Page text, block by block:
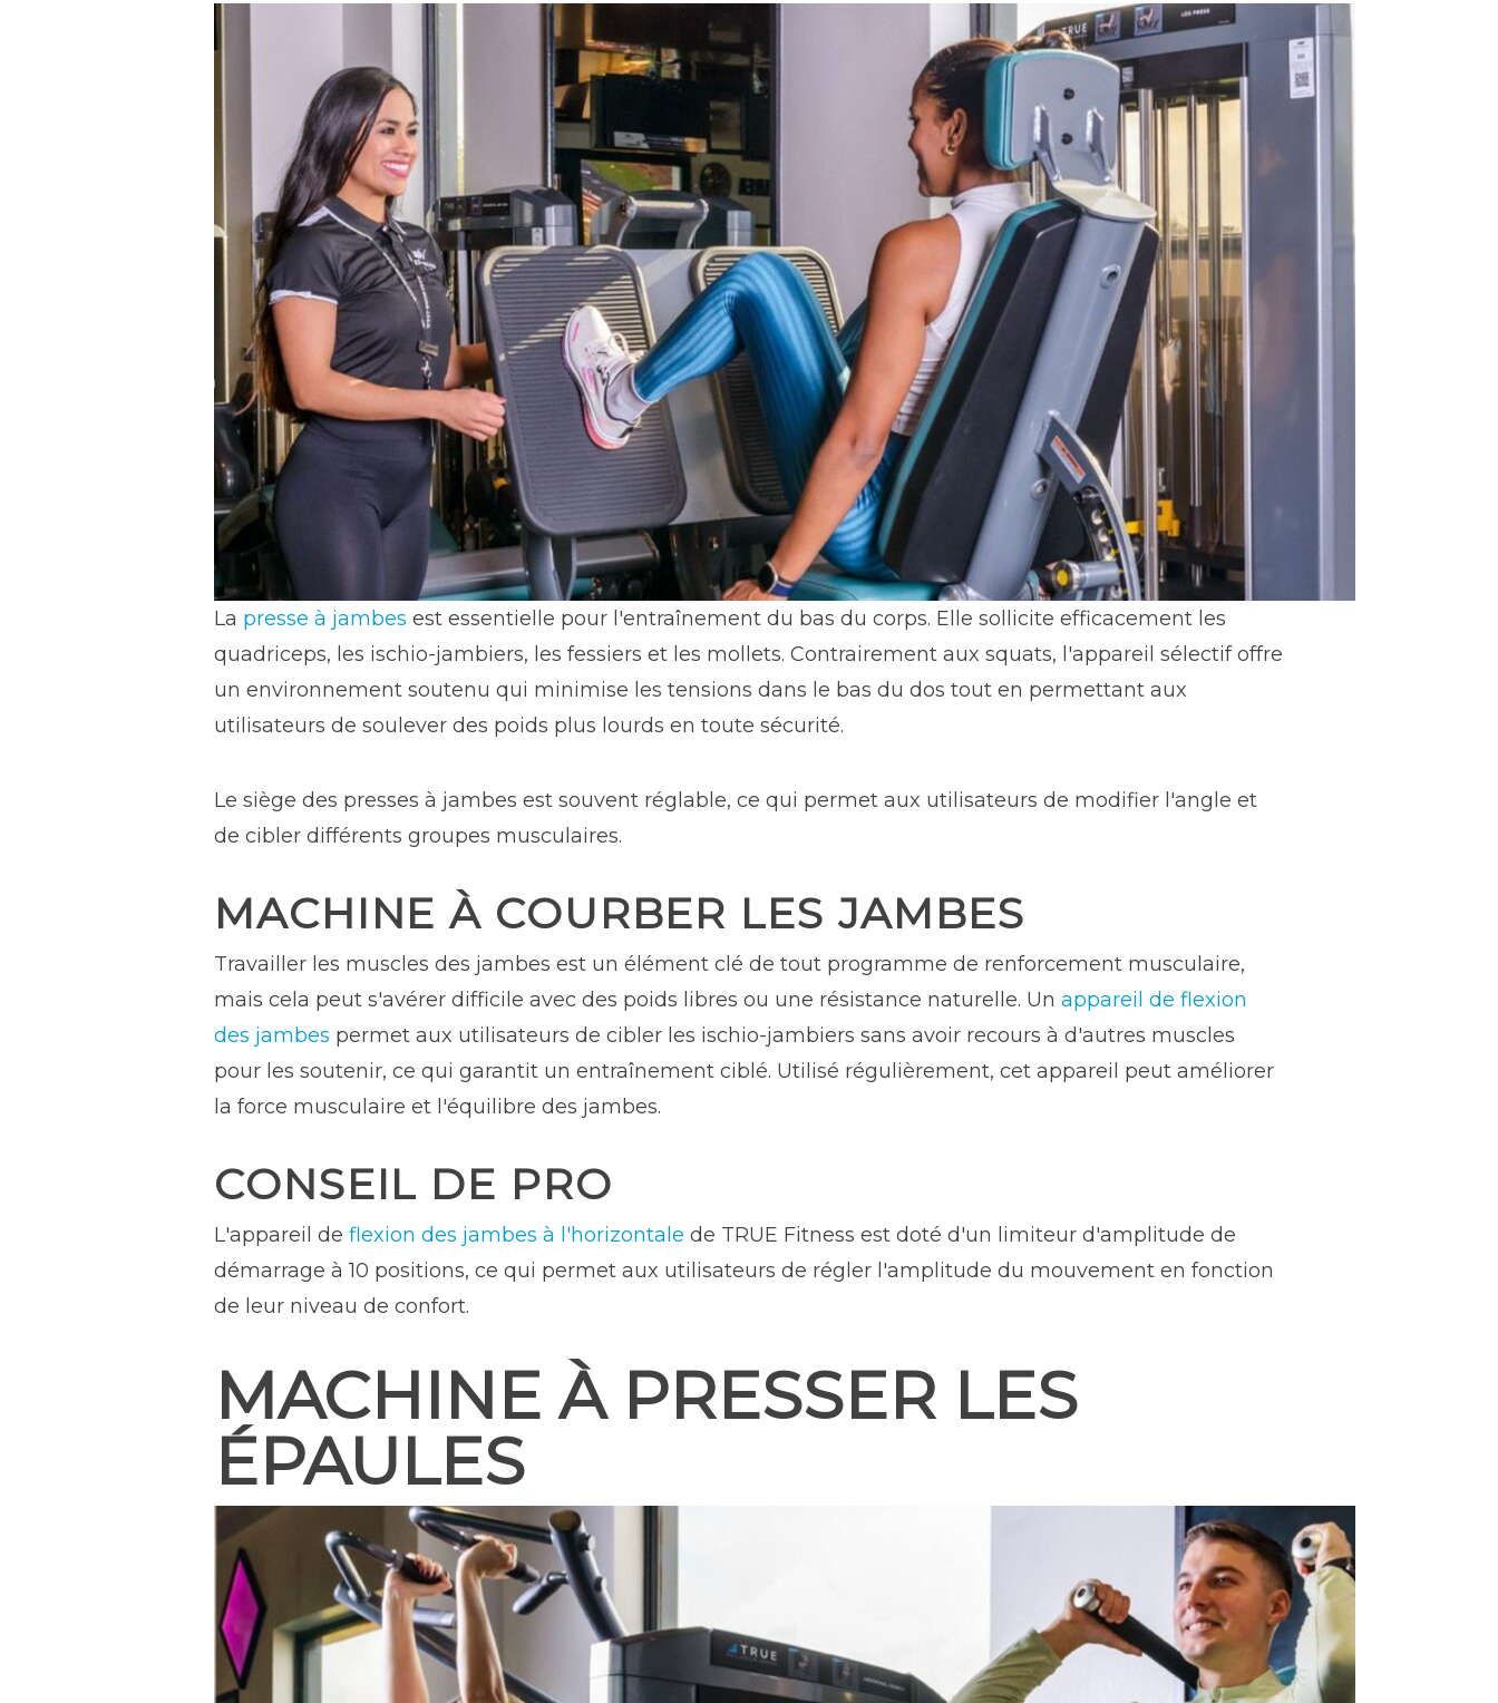
La presse à jambes est essentielle pour l'entraînement du bas du corps. Elle sollicite efficacement les
quadriceps, les ischio-jambiers, les fessiers et les mollets. Contrairement aux squats, l'appareil sélectif offre
un environnement soutenu qui minimise les tensions dans le bas du dos tout en permettant aux
utilisateurs de soulever des poids plus lourds en toute sécurité.
Le siège des presses à jambes est souvent réglable, ce qui permet aux utilisateurs de modifier l'angle et
de cibler différents groupes musculaires.
MACHINE À COURBER LES JAMBES
Travailler les muscles des jambes est un élément clé de tout programme de renforcement musculaire,
mais cela peut s'avérer difficile avec des poids libres ou une résistance naturelle. Un appareil de flexion
des jambes permet aux utilisateurs de cibler les ischio-jambiers sans avoir recours à d'autres muscles
pour les soutenir, ce qui garantit un entraînement ciblé. Utilisé régulièrement, cet appareil peut améliorer
la force musculaire et l'équilibre des jambes.
CONSEIL DE PRO
L'appareil de flexion des jambes à l'horizontale de TRUE Fitness est doté d'un limiteur d'amplitude de
démarrage à 10 positions, ce qui permet aux utilisateurs de régler l'amplitude du mouvement en fonction
de leur niveau de confort.
MACHINE À PRESSER LES
ÉPAULES